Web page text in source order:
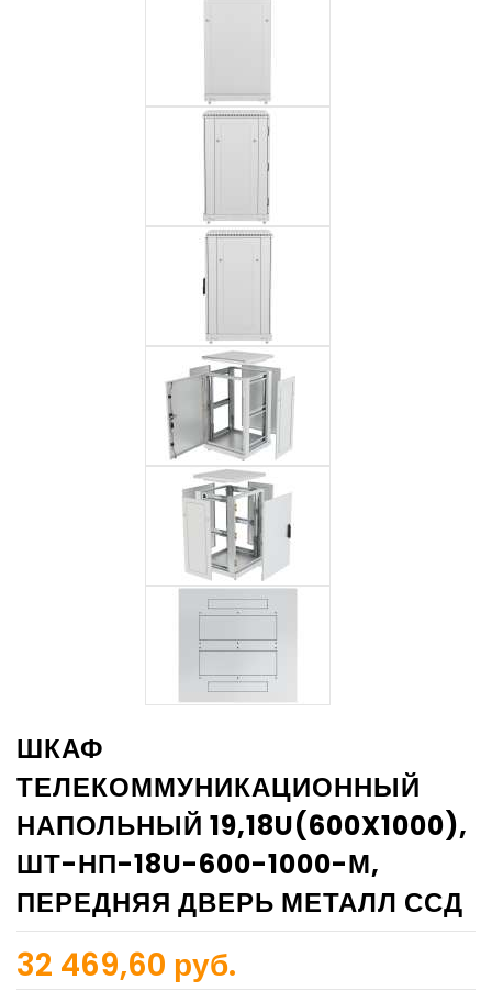
ШКАФ
ТЕЛЕКОММУНИКАЦИОННЫЙ
НАПОЛЬНЫЙ 19,18U(600X1000),
ШТ-НП-18U-600-1000-М,
ПЕРЕДНЯЯ ДВЕРЬ МЕТАЛЛ ССД
32 469,60 руб.